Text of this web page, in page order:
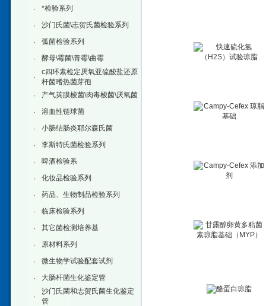
·
*检验系列
· 沙门氏菌\志贺氏菌检验系列
· 弧菌检验系列
· 酵母\霉菌\青霉\曲霉
·
c四环素检定厌氧亚硫酸盐还原
杆菌嗜热菌芽孢
·
产气荚膜梭菌\肉毒梭菌\厌氧菌
· 溶血性链球菌
· 小肠结肠炎耶尔森氏菌
· 李斯特氏菌检验系列
· 啤酒检验系
· 化妆品检验系列
· 药品、生物制品检验系列
· 临床检验系列
· 其它菌检测培养基
· 原材料系列
· 微生物学试验配套试剂
· 大肠杆菌生化鉴定管
·
沙门氏菌和志贺氏菌生化鉴定
管